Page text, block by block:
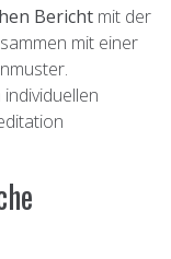
Bericht mit der
mit einer